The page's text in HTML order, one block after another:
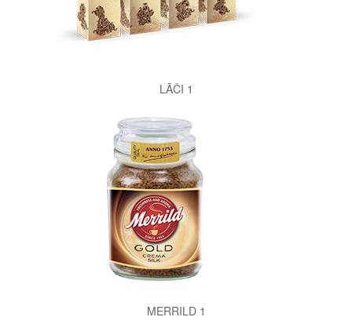
LĀČI 1
MERRILD 1